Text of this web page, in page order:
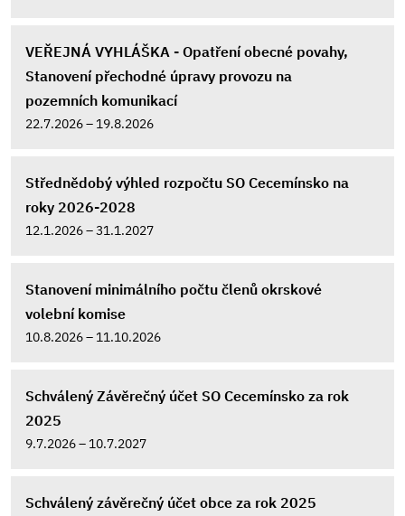
VEŘEJNÁ VYHLÁŠKA - Opatření obecné povahy,
Stanovení přechodné úpravy provozu na
pozemních komunikací
22.7.2026 – 19.8.2026
Střednědobý výhled rozpočtu SO Cecemínsko na
roky 2026-2028
12.1.2026 – 31.1.2027
Stanovení minimálního počtu členů okrskové
volební komise
10.8.2026 – 11.10.2026
Schválený Závěrečný účet SO Cecemínsko za rok
2025
9.7.2026 – 10.7.2027
Schválený závěrečný účet obce za rok 2025